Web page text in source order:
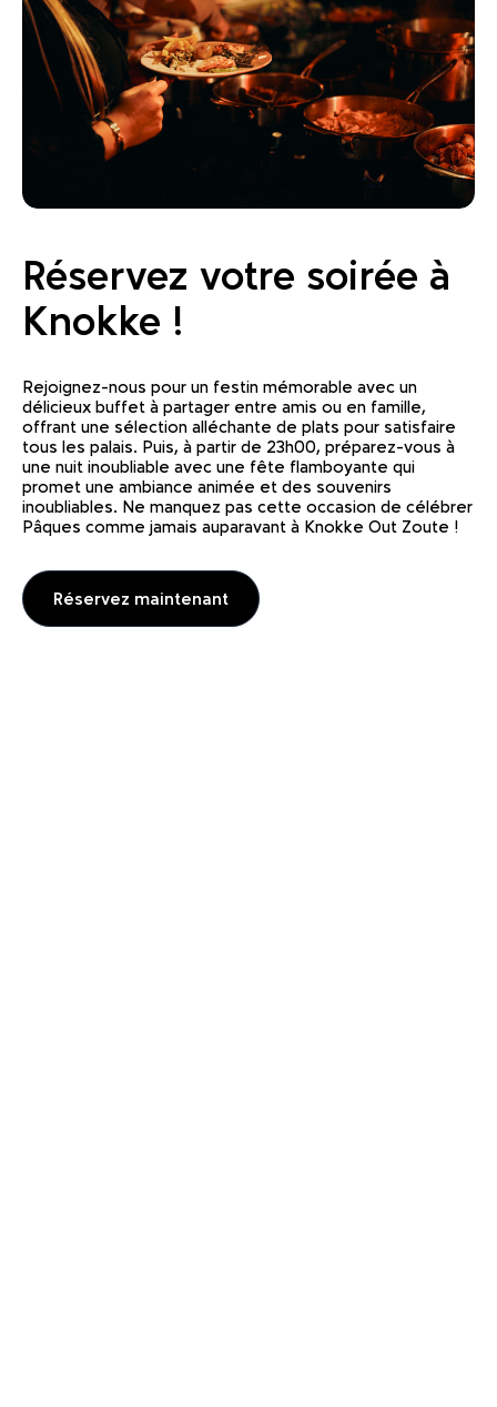
Réservez votre soirée à
Knokke !
Rejoignez-nous pour un festin mémorable avec un
délicieux buffet à partager entre amis ou en famille,
offrant une sélection alléchante de plats pour satisfaire
tous les palais. Puis, à partir de 23h00, préparez-vous à
une nuit inoubliable avec une fête flamboyante qui
promet une ambiance animée et des souvenirs
inoubliables. Ne manquez pas cette occasion de célébrer
Pâques comme jamais auparavant à Knokke Out Zoute !
Réservez maintenant